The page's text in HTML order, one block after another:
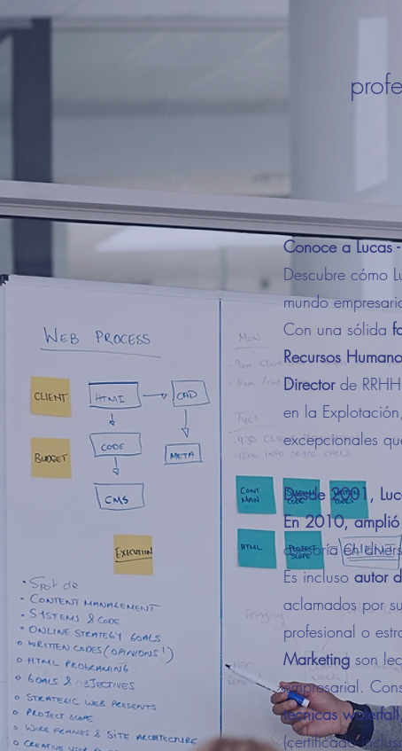
Conoce a Lucas
Descubre cómo
mundo
Con una sólida
Recursos
Directorde
en la
excepcionales
Desde 2001,
En 2010, amplió
asesoría en
Es incluso autor
aclamados por
profesional o
Marketing son
empresarial.
tecnicas
(certificado